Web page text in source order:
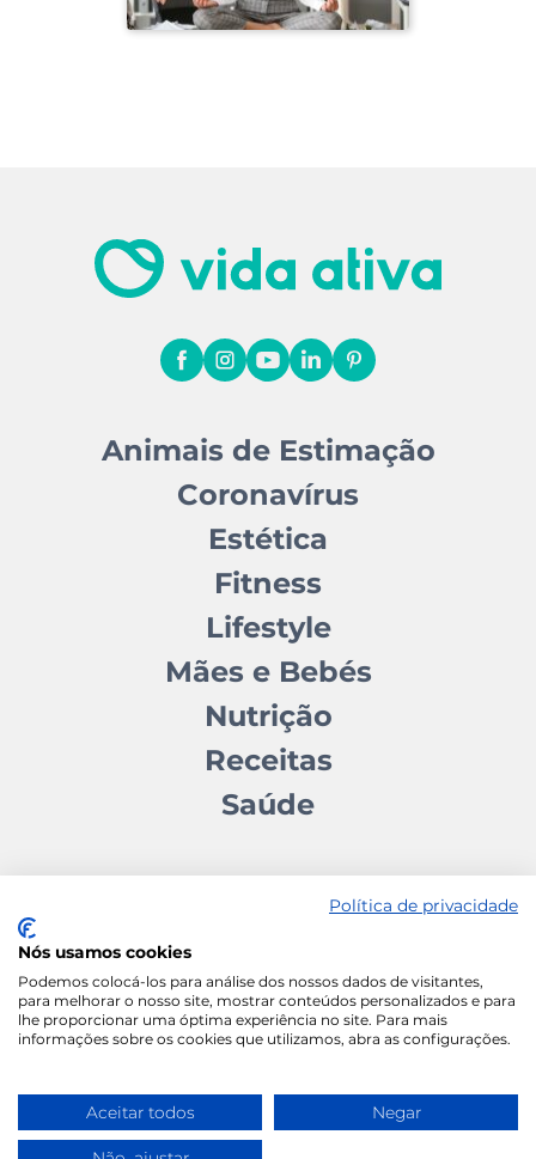
Animais de Estimação
Coronavírus
Estética
Fitness
Lifestyle
Mães e Bebés
Nutrição
Receitas
Saúde
Contactos Quem somos Autores
Estatuto Editorial
Ficha Técnica
Manifesto
Política de Privacidade
Política de privacidade
Nós usamos cookies
Podemos colocá-los para análise dos nossos dados de visitantes,
para melhorar o nosso site, mostrar conteúdos personalizados e para
lhe proporcionar uma óptima experiência no site. Para mais
informações sobre os cookies que utilizamos, abra as configurações.
Aceitar todos Negar